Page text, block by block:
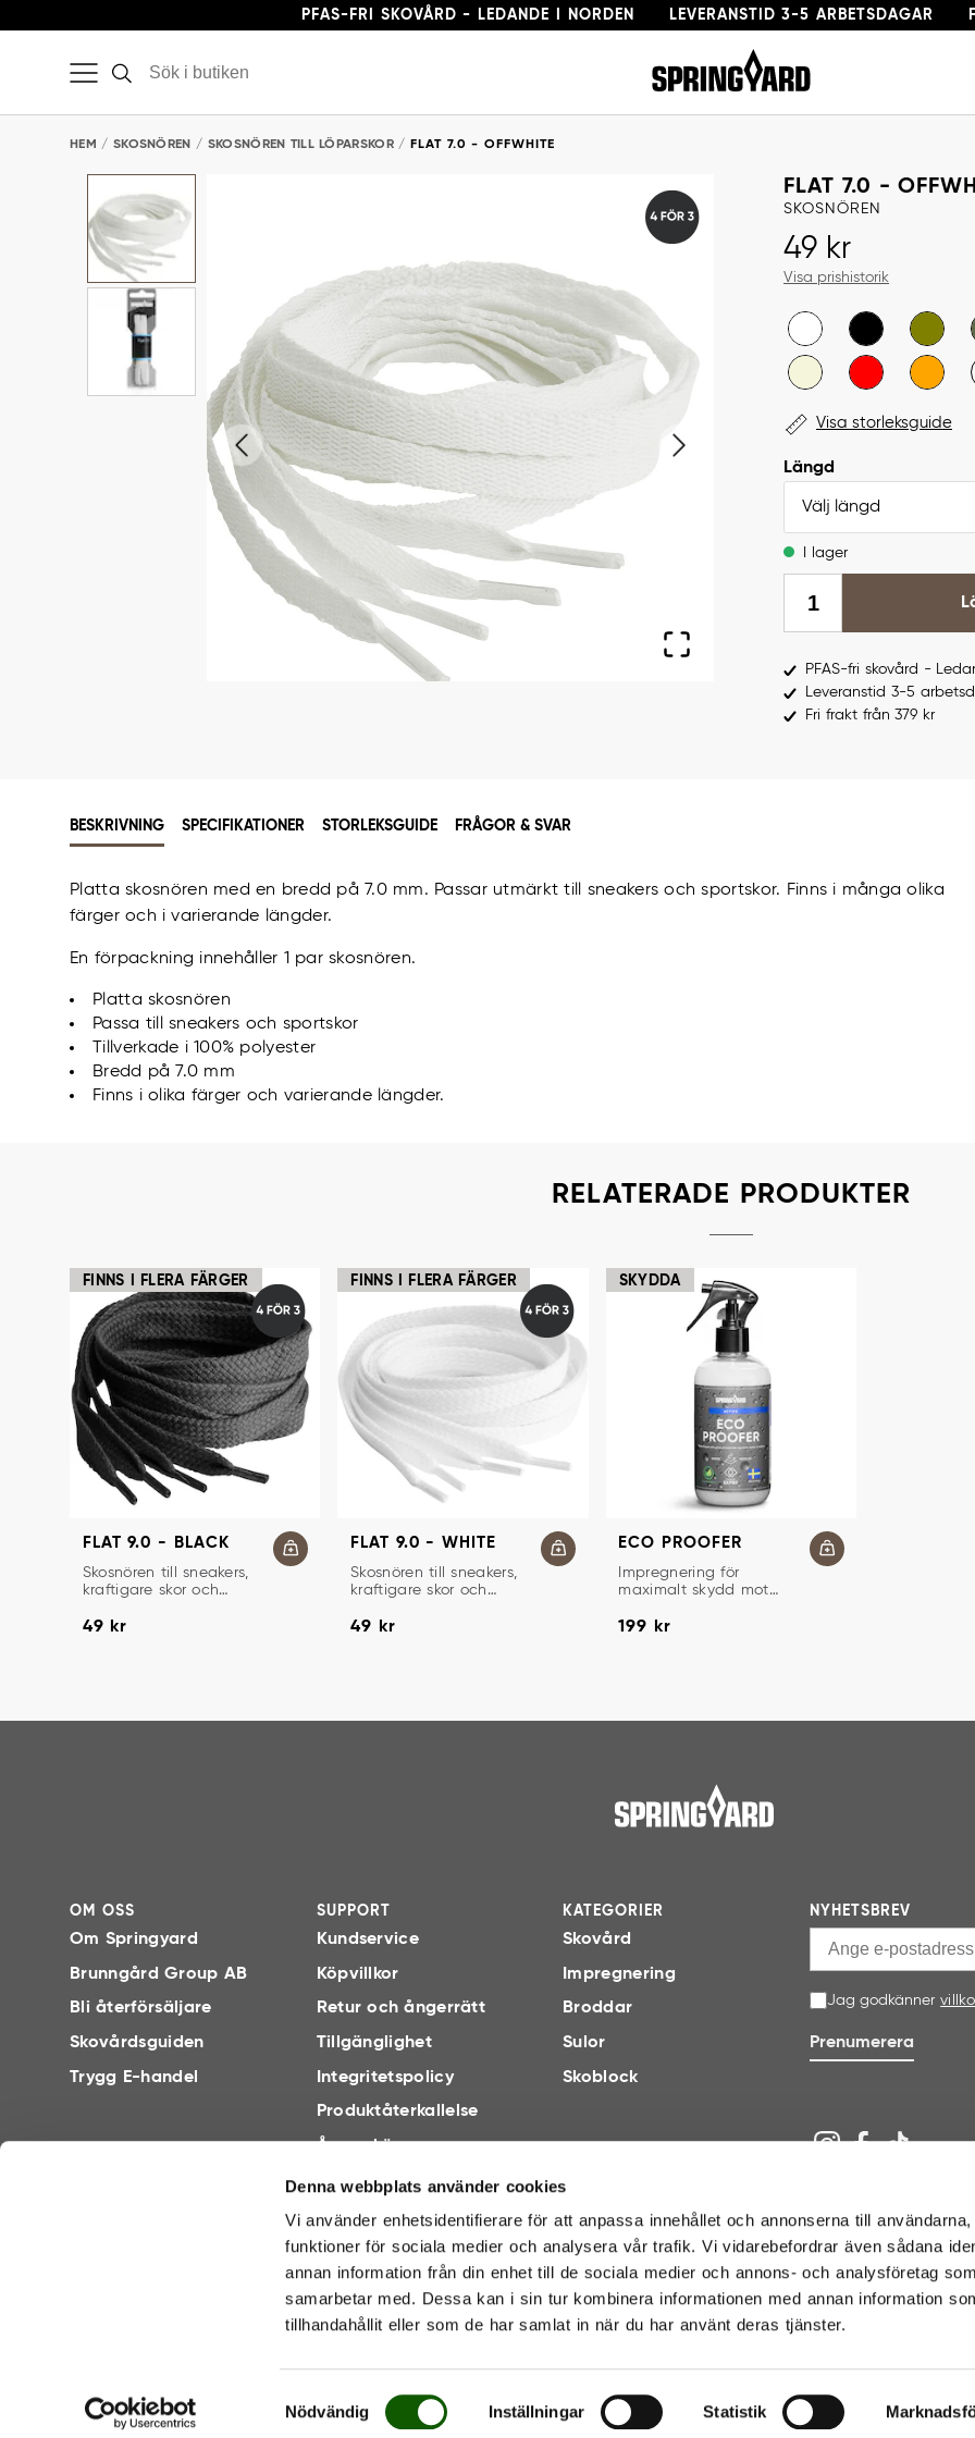
Denna webbplats använder cookies
Vi använder enhetsidentifierare för att anpassa innehållet och annonserna till användarna,
funktioner för sociala medier och analysera vår trafik. Vi vidarebefordrar även sådana
annan information från din enhet till de sociala medier och annons- och analysföretag
samarbetar med. Dessa kan i sin tur kombinera informationen med annan information
tillhandahållit eller som de har samlat in när du har använt deras tjänster.
a
Nödvändig Inställningar Statistik
PFAS-FRI SKOVÅRD - LEDANDE I NORDEN LEVERANSTID 3-5 ARBETSDAGAR
HEM SKOSNÖREN SKOSNÖREN TILL LÖPARSKOR FLAT 7.0 - OFFWHITE
FLAT 7.0 -
SKOSNÖREN
Pris: 49 kr
49 kr
Visa prishistorik
Visa storleksguide
Längd
Välj längd
I lager
PFAS-fri skovård -
Leveranstid 3-5
Fri frakt från 379 kr
BESKRIVNING SPECIFIKATIONER STORLEKSGUIDE FRÅGOR & SVAR
Platta skosnören med en bredd på 7.0 mm. Passar utmärkt till sneakers och sportskor. Finns i många olika
färger och i varierande längder.
En förpackning innehåller 1 par skosnören.
Platta skosnören
Passa till sneakers och sportskor
Tillverkade i 100% polyester
Bredd på 7.0 mm
Finns i olika färger och varierande längder.
RELATERADE PRODUKTER
FINNS I FLERA FÄRGER
FLAT 9.0 - BLACK
SKOSNÖREN
Skosnören till sneakers,
kraftigare skor och
Pris:
49 kr
FINNS I FLERA FÄRGER
FLAT 9.0 - WHITE
SKOSNÖREN
Skosnören till sneakers,
kraftigare skor och
Pris:
49 kr
SKYDDA
ECO PROOFER
IMPREGNERING FÖR SKOR OCH
Impregnering för
maximalt skydd mot
Pris :
199 kr
OM OSS
Om Springyard
Brunngård Group AB
Bli återförsäljare
Skovårdsguiden
Trygg E-handel
SUPPORT
Kundservice
Köpvillkor
Retur och ångerrätt
Tillgänglighet
Integritetspolicy
Produktåterkallelse
Ångra köp
KATEGORIER
Skovård
Impregnering
Broddar
Sulor
Skoblock
NYHETSBREV
Jag godkänner
Prenumerera
TRYGG E-HANDEL BETALNINGSALTERNATIV